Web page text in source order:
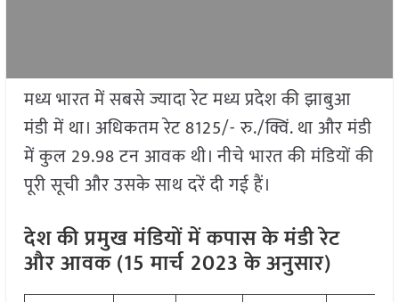
मध्य भारत में सबसे ज्यादा रेट मध्य प्रदेश की झाबुआ
मंडी में था। अधिकतम रेट 8125/- रु./क्विं. था और मंडी
में कुल 29.98 टन आवक थी। नीचे भारत की मंडियों की
पूरी सूची और उसके साथ दरें दी गई हैं।
देश की प्रमुख मंडियों में कपास के मंडी रेट
और आवक (15 मार्च 2023 के अनुसार)